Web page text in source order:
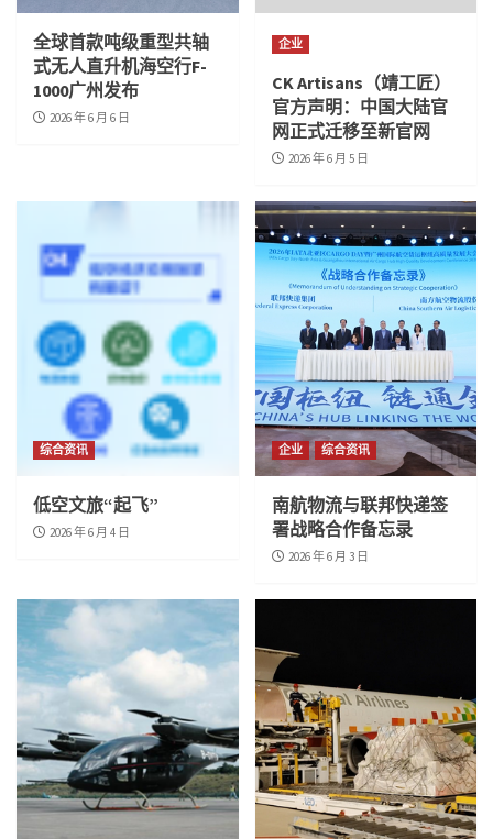
全球首款吨级重型共轴
式无人直升机海空行F-
1000广州发布
2026 年 6 月 6 日
企业
CK Artisans（靖工匠）
官方声明：中国大陆官
网正式迁移至新官网
2026 年 6 月 5 日
综合资讯
低空文旅“起飞”
2026 年 6 月 4 日
企业 综合资讯
南航物流与联邦快递签
署战略合作备忘录
2026 年 6 月 3 日